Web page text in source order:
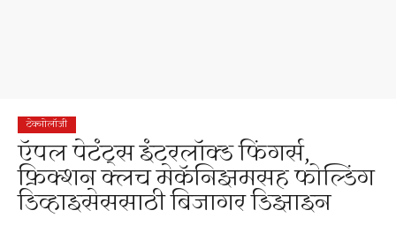
टेक्नोलॉजी
ऍपल पेटंट्स इंटरलॉक्ड फिंगर्स,
फ्रिक्शन क्लच मेकॅनिझमसह फोल्डिंग
डिव्हाइसेससाठी बिजागर डिझाइन